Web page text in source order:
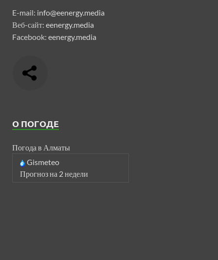
E-mail: info@eenergy.media
Веб-сайт: eenergy.media
Facebook: eenergy.media
О ПОГОДЕ
Погода в Алматы
Gismeteo
Прогноз на 2 недели